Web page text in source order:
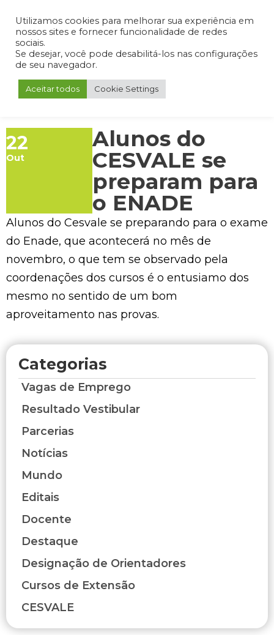
Admin Portal do Aluno Portal do Professor Portal do Coordenador
22
Out
Alunos do
CESVALE se
preparam para
o ENADE
Alunos do Cesvale se preparando para o exame
do Enade, que acontecerá no mês de
novembro, o que tem se observado pela
coordenações dos cursos é o entusiamo dos
mesmo no sentido de um bom
aproveitamento nas provas.
Categorias
Vagas de Emprego
Resultado Vestibular
Parcerias
Notícias
Mundo
Editais
Docente
Destaque
Designação de Orientadores
Cursos de Extensão
CESVALE
Utilizamos cookies para melhorar sua experiência em
nossos sites e fornecer funcionalidade de redes
sociais.
Se desejar, você pode desabilitá-los nas configurações
de seu navegador.
Aceitar todos Cookie Settings